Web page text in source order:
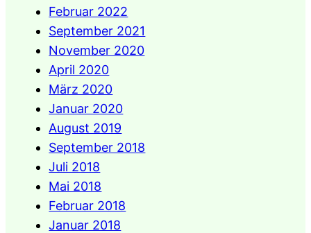
Februar 2022
September 2021
November 2020
April 2020
März 2020
Januar 2020
August 2019
September 2018
Juli 2018
Mai 2018
Februar 2018
Januar 2018